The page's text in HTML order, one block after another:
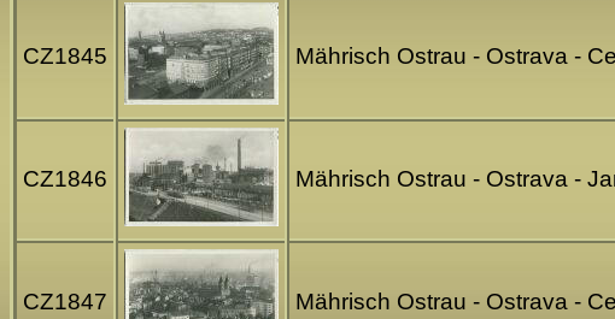
CZ1845 Mährisch Ostrau - Ostrava -
CZ1846 Mährisch Ostrau - Ostrava -
CZ1847 Mährisch Ostrau - Ostrava -